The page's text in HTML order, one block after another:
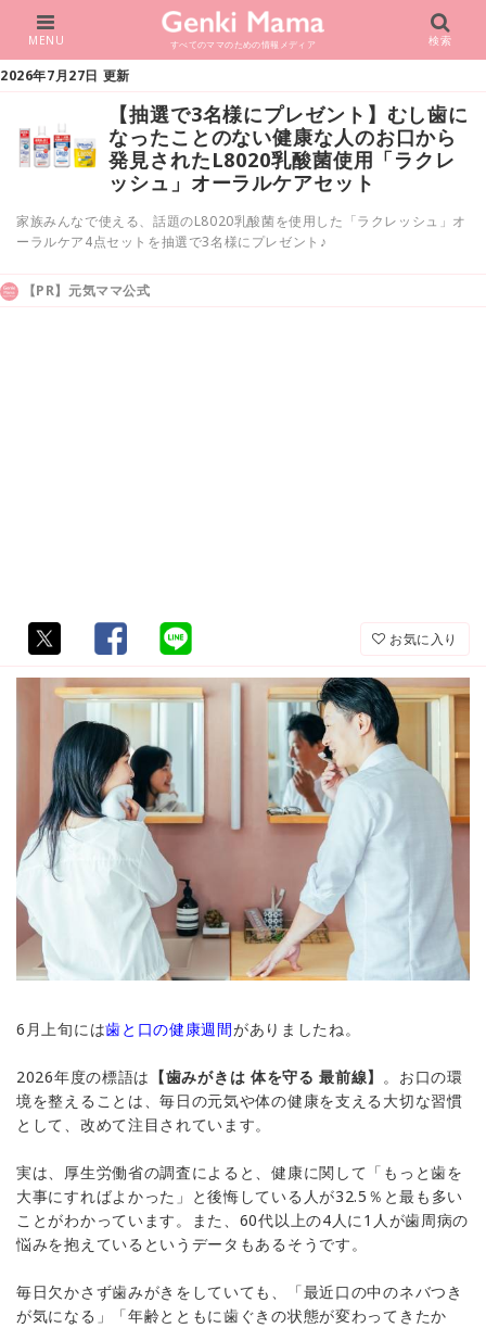
すべてのママのための情報メディア
MENU 検索
2026年7月27日 更新
【抽選で3名様にプレゼント】むし歯に
なったことのない健康な人のお口から
発見されたL8020乳酸菌使用「ラクレ
ッシュ」オーラルケアセット
家族みんなで使える、話題のL8020乳酸菌を使用した「ラクレッシュ」オ
ーラルケア4点セットを抽選で3名様にプレゼント♪
【PR】元気ママ公式
お気に入り
6月上旬には歯と口の健康週間がありましたね。
2026年度の標語は 【歯みがきは 体を守る 最前線】 。お口の環
境を整えることは、毎日の元気や体の健康を支える大切な習慣
として、改めて注目されています。
実は、厚生労働省の調査によると、健康に関して「もっと歯を
大事にすればよかった」と後悔している人が32.5％と最も多い
ことがわかっています。また、60代以上の4人に1人が歯周病の
悩みを抱えているというデータもあるそうです。
毎日欠かさず歯みがきをしていても、「最近口の中のネバつき
が気になる」「年齢とともに歯ぐきの状態が変わってきたか